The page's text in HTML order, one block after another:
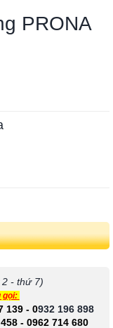
PRONA
- thứ 7)
gọi:
139- 0932 196 898
- 0962 714 680